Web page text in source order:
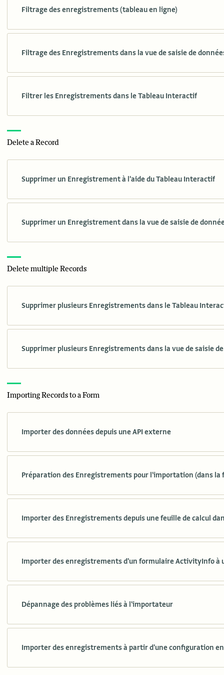
Filtrage des enregistrements (tableau en ligne)
Filtrage des Enregistrements dans la vue de saisie de
Filtrer les Enregistrements dans le Tableau Interactif
Delete a Record
Supprimer un Enregistrement à l'aide du Tableau Interactif
Supprimer un Enregistrement dans la vue de saisie de
Delete multiple Records
Supprimer plusieurs Enregistrements dans le Tableau
Supprimer plusieurs Enregistrements dans la vue de saisie
Importing Records to a Form
Importer des données depuis une API externe
Préparation des Enregistrements pour l'importation (dans la
Importer des Enregistrements depuis une feuille de calcul
Importer des enregistrements d'un formulaire ActivityInfo à
Dépannage des problèmes liés à l'importateur
Importer des enregistrements à partir d'une configuration